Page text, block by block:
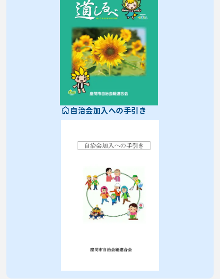
自治会加入への手引き